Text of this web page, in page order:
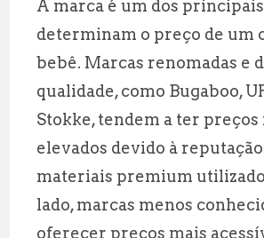
A marca é um dos
determinam o preço de um
bebê. Marcas renomadas e
qualidade, como Bugaboo,
Stokke, tendem a ter preços
elevados devido à reputação
materiais premium
lado, marcas menos
oferecer preços mais